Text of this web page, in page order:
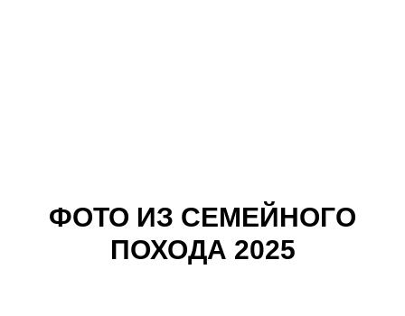
ФОТО ИЗ СЕМЕЙНОГО
ПОХОДА 2025